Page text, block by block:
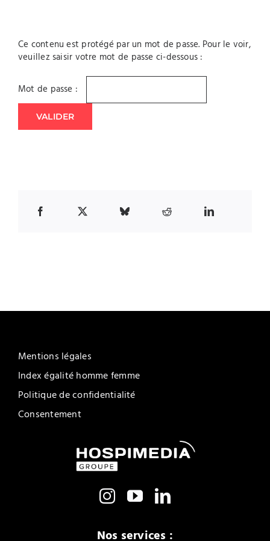
Ce contenu est protégé par un mot de passe. Pour le voir,
veuillez saisir votre mot de passe ci-dessous :
Mot de passe :
Mentions légales
Index égalité homme femme
Politique de confidentialité
Consentement
Nos services :